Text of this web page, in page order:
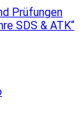
Prüfungen
SDS & ATK“